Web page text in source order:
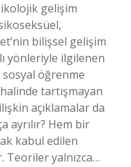
gelişim
bilişsel gelişim
yönleriyle ilgilenen
sosyal öğrenme
tartışmayan
açıklamalar da
ayrılır? Hem bir
kabul edilen
Teoriler yalnızca…